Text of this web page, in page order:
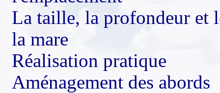
La taille, la profondeur et
la mare
Réalisation pratique
Aménagement des abords